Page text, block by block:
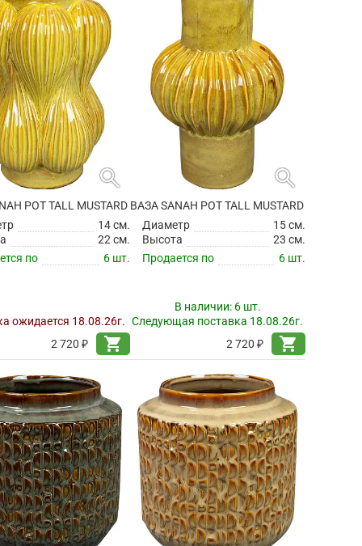
search
POT TALL MUSTARD
14 см.
22 см.
по
6 шт.
ожидается 18.08.26г.
2 720 ₽
shopping_cart
search
ВАЗА SANAH POT TALL MUSTARD
Диаметр
15 см.
Высота
23 см.
Продается по
6 шт.
В наличии: 6 шт.
Следующая поставка 18.08.26г.
2 720 ₽
shopping_cart